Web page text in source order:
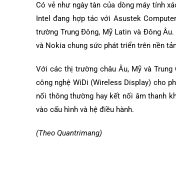
Có vẻ như ngày tàn của dòng máy tính
Intel đang hợp tác với Asustek
trường Trung Đông, Mỹ Latin và Đông
và Nokia chung sức phát triển trên nền
Với các thị trường châu Âu, Mỹ và
công nghệ WiDi (Wireless Display) cho
nối thông thường hay kết nối âm thanh
vào cấu hình và hệ điều hành.
(Theo Quantrimang)